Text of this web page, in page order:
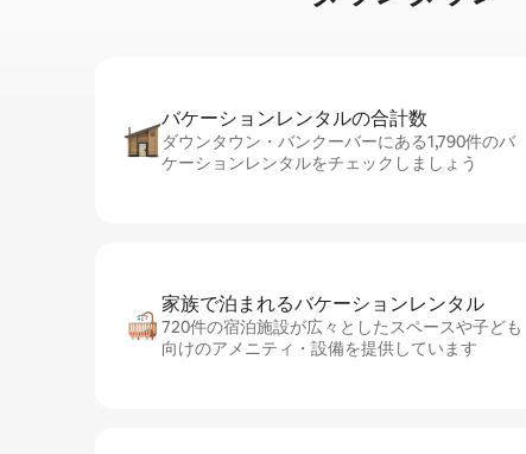
バケーションレ⁠ン⁠タ⁠ル⁠の合⁠計⁠数
ダウンタウン・バンクーバーにある1,790件のバ
ケーションレンタルをチェックしましょう
家族で泊まれるバ⁠ケ⁠ー⁠シ⁠ョ⁠ンレ⁠ン⁠タ⁠ル
720件の宿泊施設が広々としたスペースや子ども
向けのアメニティ・設備を提供しています